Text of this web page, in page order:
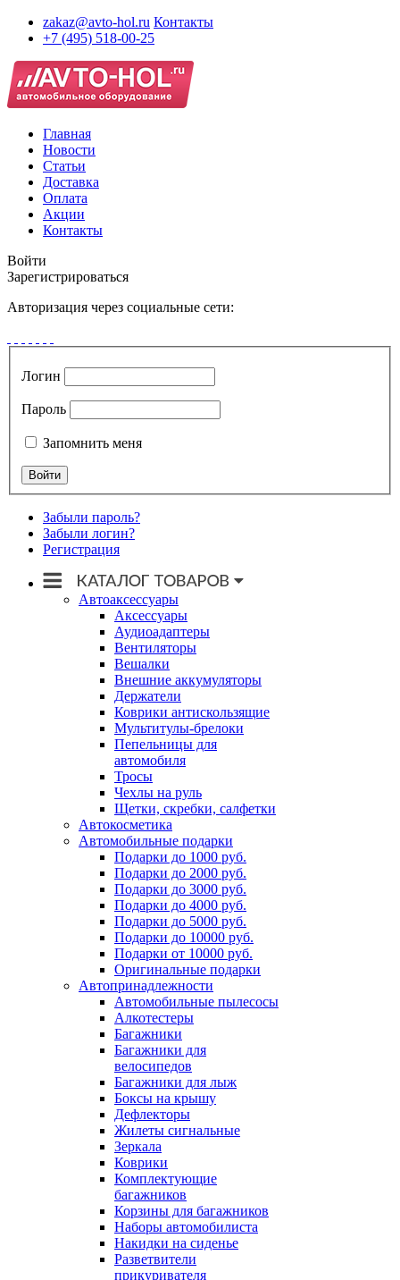
zakaz@avto-hol.ru Контакты
+7 (495) 518-00-25
Главная
Новости
Статьи
Доставка
Оплата
Акции
Контакты
Войти
Зарегистрироваться
Авторизация через социальные сети:
Логин
Пароль
Запомнить меня
Забыли пароль?
Забыли логин?
Регистрация
Автоаксессуары
Аксессуары
Аудиоадаптеры
Вентиляторы
Вешалки
Внешние аккумуляторы
Держатели
Коврики антискользящие
Мультитулы-брелоки
Пепельницы для
автомобиля
Тросы
Чехлы на руль
Щетки, скребки, салфетки
Автокосметика
Автомобильные подарки
Подарки до 1000 руб.
Подарки до 2000 руб.
Подарки до 3000 руб.
Подарки до 4000 руб.
Подарки до 5000 руб.
Подарки до 10000 руб.
Подарки от 10000 руб.
Оригинальные подарки
Автопринадлежности
Автомобильные пылесосы
Алкотестеры
Багажники
Багажники для
велосипедов
Багажники для лыж
Боксы на крышу
Дефлекторы
Жилеты сигнальные
Зеркала
Коврики
Комплектующие
багажников
Корзины для багажников
Наборы автомобилиста
Накидки на сиденье
Разветвители
прикуривателя